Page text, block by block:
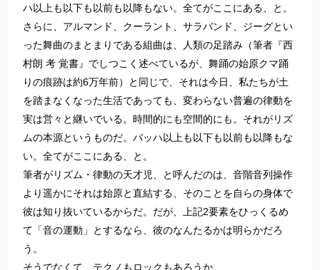
ハ以上も以下も以前も以降もない。全てがここにある、と。
さらに、アルマンド、クーラント、サラバンド、ジーグとい
った舞曲のまとまりである組曲は、人類の足踏み（筆者『西
村朗 考 覚書』でしつこく述べているが、舞踊の始原クマ踊
りの痕跡は約6万年前）と同じで、それは今日、私たちが土
を踏まなくなった生活であっても、変わらない普遍の律動を
実は営々と継いでいる。時間的にも空間的にも。それがリズ
ムの本源というものだ。バッハ以上も以下も以前も以降もな
い。全てがここにある、と。
筆者がリズム・律動の天才児、と呼んだのは、音階音列操作
より遥かにそれは始原と直結する、そのことを自らの身体で
彼は知り抜いているからだ。だが、上記2要素をひっくるめ
て「音の運動」とするなら、彼のなんたるかは明らかだろ
う。
そうでなくて、テクノもロックもあろうか。